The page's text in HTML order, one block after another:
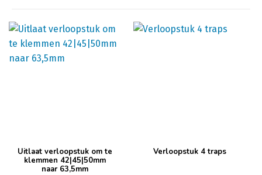
Dit
product
Uitlaat verloopstuk om te
klemmen 42|45|50mm
naar 63,5mm
Verloopstuk 4 traps